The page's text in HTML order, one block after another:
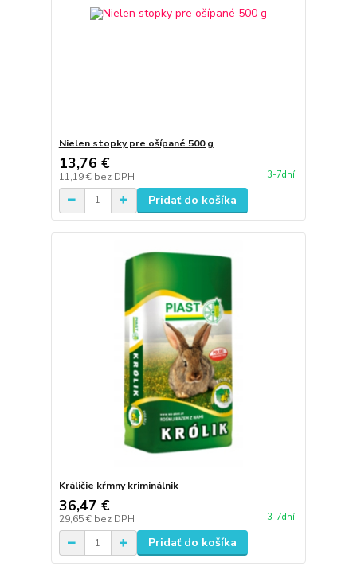
Nielen stopky pre ošípané 500 g
13,76 €
11,19 € bez DPH 3-7dní
Pridať do košíka
Králičie kŕmny kriminálnik
36,47 €
29,65 € bez DPH 3-7dní
Pridať do košíka